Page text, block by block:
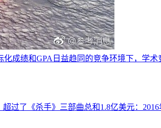
成绩和GPA日益趋同的竞争环境下，学
过了《杀手》三部曲总和1.8亿美元：